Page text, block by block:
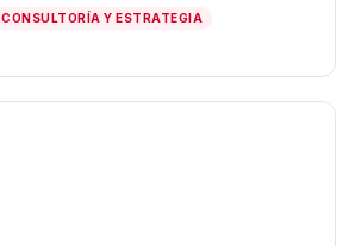
CONSULTORÍA Y ESTRATEGIA